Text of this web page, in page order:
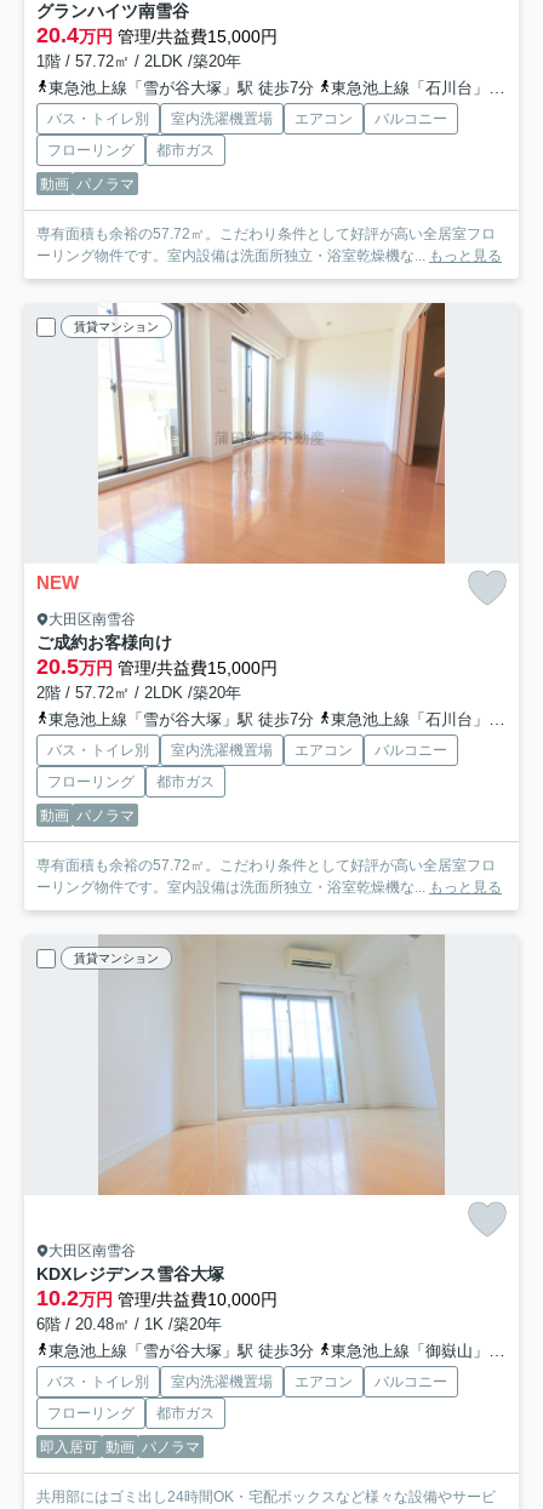
グランハイツ南雪谷
20.4万円 管理/共益費15,000円
1階 / 57.72㎡ / 2LDK /築20年
東急池上線「雪が谷大塚」駅 徒歩7分
東急池上線「石川台」駅 徒歩10分
バス・トイレ別 室内洗濯機置場 エアコン
バルコニー
フローリング
都市ガス
動画 パノラマ
専有面積も余裕の57.72㎡。こだわり条件として好評が高い全居室フロ
ーリング物件です。室内設備は洗面所独立・浴室乾燥機な... もっと見る
賃貸マンション
NEW
大田区南雪谷
ご成約お客様向け
20.5万円 管理/共益費15,000円
2階 / 57.72㎡ / 2LDK /築20年
東急池上線「雪が谷大塚」駅 徒歩7分
東急池上線「石川台」駅 徒歩10分
バス・トイレ別 室内洗濯機置場 エアコン
バルコニー
フローリング
都市ガス
動画 パノラマ
専有面積も余裕の57.72㎡。こだわり条件として好評が高い全居室フロ
ーリング物件です。室内設備は洗面所独立・浴室乾燥機な... もっと見る
賃貸マンション
大田区南雪谷
KDXレジデンス雪谷大塚
10.2万円 管理/共益費10,000円
6階 / 20.48㎡ / 1K /築20年
東急池上線「雪が谷大塚」駅 徒歩3分
東急池上線「御嶽山」駅 徒歩8分
バス・トイレ別 室内洗濯機置場 エアコン
バルコニー
フローリング
都市ガス
即入居可 動画 パノラマ
共用部にはゴミ出し24時間OK・宅配ボックスなど様々な設備やサービ